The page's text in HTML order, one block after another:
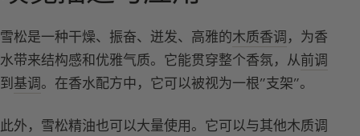
雪松是一种干燥、振奋、迸发、高雅的木质香调，为香
水带来结构感和优雅气质。它能贯穿整个香氛，从前调
到基调。在香水配方中，它可以被视为一根”支架”。
此外，雪松精油也可以大量使用。它可以与其他木质调